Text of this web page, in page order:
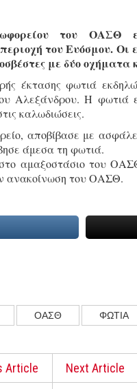
του ΟΑΣΘ
του Ευόσμου.
με δύο οχήματα
έκτασης φωτιά
Αλεξάνδρου. Η φωτιά
καλωδιώσεις.
αποβίβασε με
άμεσα τη φωτιά.
αμαξοστάσιο του
ανακοίνωση του ΟΑΣΘ.
ΟΑΣΘ ΦΩΤΙΑ
Article
Next Article